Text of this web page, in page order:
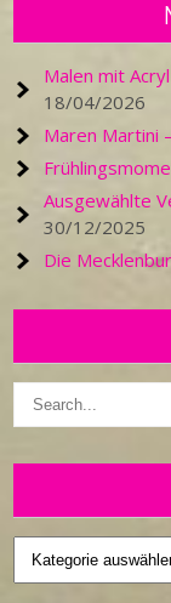
Malen mit
18/04/2026
Maren Martini
Ausgewählte
30/12/2025
Die
Geschriebenes